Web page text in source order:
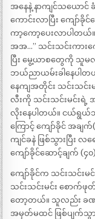
အနေနဲ့ နာကျင်သယောင်
ကောင်းလာပြီး ကျေ
ကာ့ကော့ပေးလာပါတယ်
အအ…” သင်းသင်းကား
ပြီး မွေ့ယာစတွေကို သူ
ဘယ်ညာယမ်းခါနေပါ
နေကျအတိုင်း သင်းသင်း
လီးကို သင်းသင်းမင်းရဲ့
လိုးနေပါတယ်။ ငယ်ရွ
ကြောင့် ကျော်ခိုင် အချ
ကျင်ခနဲ ဖြစ်သွားပြီး
ကျော်ခိုင်ဆောင့်ချက် (၄
ကျော်ခိုင်က သင်းသင်
သင်းသင်းမင်း စောက်
တော့တယ်။ သူလည်း ခဏ
အမှတ်မထင် ဖြစ်ပျက်သွာ